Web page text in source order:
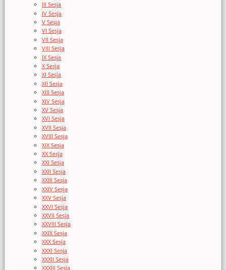
III Sesja
IV Sesja
V Sesja
VI Sesja
VII Sesja
VIII Sesja
IX Sesja
X Sesja
XI Sesja
XII Sesja
XIII Sesja
XIV Sesja
XV Sesja
XVI Sesja
XVII Sesja
XVIII Sesja
XIX Sesja
XX Sesja
XXI Sesja
XXII Sesja
XXIII Sesja
XXIV Sesja
XXV Sesja
XXVI Sesja
XXVII Sesja
XXVIII Sesja
XXIX Sesja
XXX Sesja
XXXI Sesja
XXXII Sesja
XXXIII Sesja